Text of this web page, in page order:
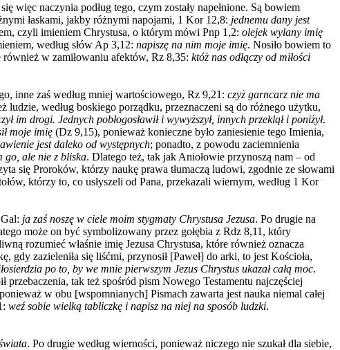
więc naczynia podług tego, czym zostały napełnione. Są bowiem
łaskami, jakby różnymi napojami, 1 Kor 12,8: jednemu dany jest
czyli imieniem Chrystusa, o którym mówi Pnp 1,2: olejek wylany imię
według słów Ap 3,12: napiszę na nim moje imię. Nosiło bowiem to
również w zamiłowaniu afektów, Rz 8,35: któż nas odłączy od miłości
inne zaś według mniej wartościowego, Rz 9,21: czyż garncarz nie ma
ludzie, według boskiego porządku, przeznaczeni są do różnego użytku,
im drogi. Jednych pobłogosławił i wywyższył, innych przeklął i poniżył.
moje imię (Dz 9,15), ponieważ konieczne było zaniesienie tego Imienia,
jest daleko od występnych; ponadto, z powodu zaciemnienia
go, ale nie z bliska. Dlatego też, tak jak Aniołowie przynoszą nam – od
się Proroków, którzy naukę prawa tłumaczą ludowi, zgodnie ze słowami
którzy to, co usłyszeli od Pana, przekazali wiernym, według 1 Kor
ja zaś noszę w ciele moim stygmaty Chrystusa Jezusa. Po drugie na
może on być symbolizowany przez gołębia z Rdz 8,11, który
rozumieć właśnie imię Jezusa Chrystusa, które również oznacza
gdy zazieleniła się liśćmi, przynosił [Paweł] do arki, to jest Kościoła,
po to, by we mnie pierwszym Jezus Chrystus ukazał całą moc.
tak też spośród pism Nowego Testamentu najczęściej
w obu [wspomnianych] Pismach zawarta jest nauka niemal całej
weź sobie wielką tabliczkę i napisz na niej na sposób ludzki.
. Po drugie według wierności, ponieważ niczego nie szukał dla siebie,